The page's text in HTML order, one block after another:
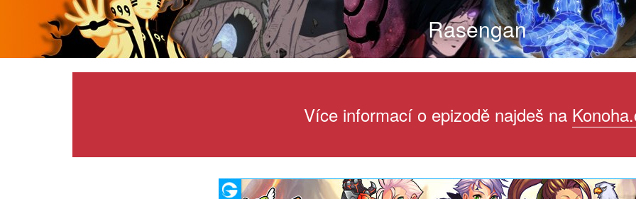
Rasengan
Více informací o epizodě najdeš na